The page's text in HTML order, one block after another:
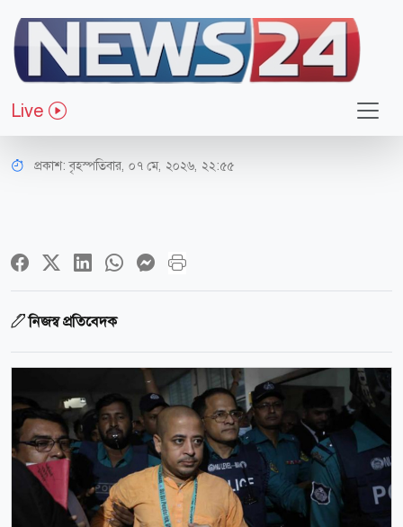
Live
আইন-বিচার
৫ মামলায় চিন্ময় দাসের জামিন আদেশ
১০ মে
প্রকাশ:বৃহস্পতিবার, ০৭ মে, ২০২৬, ২২:৫৫
নিজস্ব প্রতিবেদক